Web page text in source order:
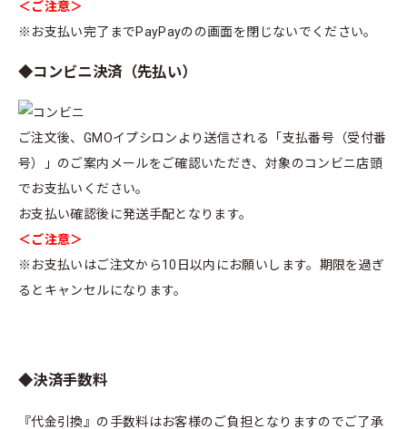
＜ご注意＞
※お支払い完了までPayPayのの画面を閉じないでください。
◆コンビニ決済（先払い）
ご注文後、GMOイプシロンより送信される「支払番号（受付番
号）」のご案内メールをご確認いただき、対象のコンビニ店頭
でお支払いください。
お支払い確認後に発送手配となります。
＜ご注意＞
※お支払いはご注文から10日以内にお願いします。期限を過ぎ
るとキャンセルになります。
◆決済手数料
『代金引換』の手数料はお客様のご負担となりますのでご了承